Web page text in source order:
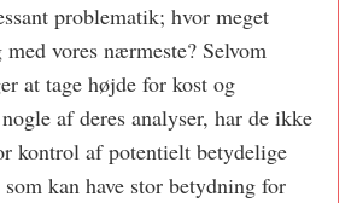
problematik; hvor meget
vores nærmeste? Selvom
at tage højde for kost og
af deres analyser, har de ikke
kontrol af potentielt betydelige
kan have stor betydning for